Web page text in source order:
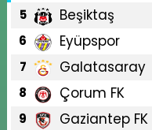
5 Beşiktaş
6 Eyüpspor
7 Galatasaray
8 Çorum FK
9 Gaziantep FK